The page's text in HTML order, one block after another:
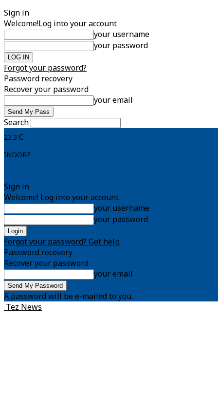
Sign in
Welcome!Log into your account
your username
your password
Forgot your password?
Password recovery
Recover your password
your email
Search
23.3 C
INDORE
Sign in
Welcome! Log into your account
your username
your password
Forgot your password? Get help
Password recovery
Recover your password
your email
A password will be e-mailed to you.
Tez News